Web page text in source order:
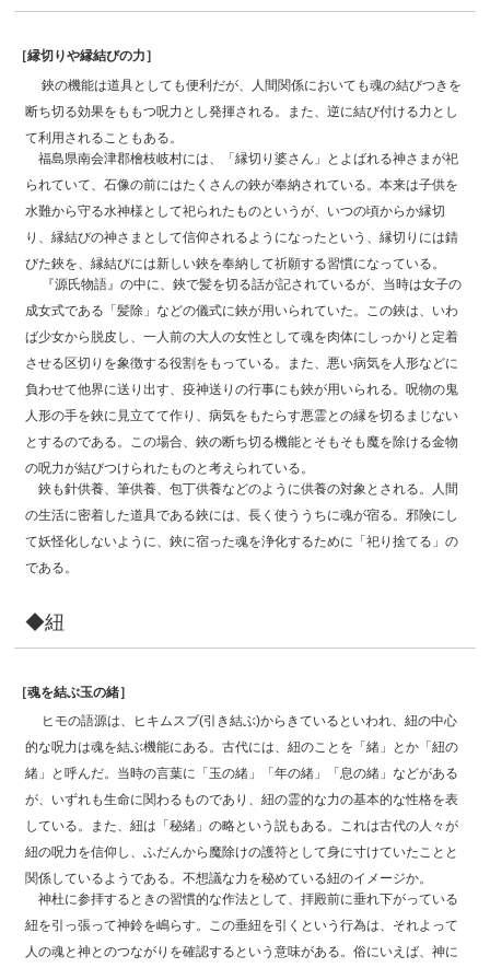
［縁切りや縁結びの力］
鋏の機能は道具としても便利だが、人間関係においても魂の結びつきを
断ち切る効果をももつ呪力とし発揮される。また、逆に結び付ける力とし
て利用されることもある。
福島県南会津郡檜枝岐村には、「縁切り婆さん」とよばれる神さまが祀
られていて、石像の前にはたくさんの鋏が奉納されている。本来は子供を
水難から守る水神様として祀られたものというが、いつの頃からか縁切
り、縁結びの神さまとして信仰されるようになったという、縁切りには錆
びた鋏を、縁結びには新しい鋏を奉納して祈願する習慣になっている。
『源氏物語』の中に、鋏で髪を切る話が記されているが、当時は女子の
成女式である「髪除」などの儀式に鋏が用いられていた。この鋏は、いわ
ば少女から脱皮し、一人前の大人の女性として魂を肉体にしっかりと定着
させる区切りを象徴する役割をもっている。また、悪い病気を人形などに
負わせて他界に送り出す、疫神送りの行事にも鋏が用いられる。呪物の鬼
人形の手を鋏に見立てて作り、病気をもたらす悪霊との縁を切るまじない
とするのである。この場合、鋏の断ち切る機能とそもそも魔を除ける金物
の呪力が結びつけられたものと考えられている。
鋏も針供養、筆供養、包丁供養などのように供養の対象とされる。人間
の生活に密着した道具である鋏には、長く使ううちに魂が宿る。邪険にし
て妖怪化しないように、鋏に宿った魂を浄化するために「祀り捨てる」の
である。
◆紐
［魂を結ぶ玉の緒］
ヒモの語源は、ヒキムスブ(引き結ぶ)からきているといわれ、紐の中心
的な呪力は魂を結ぶ機能にある。古代には、紐のことを「緒」とか「紐の
緒」と呼んだ。当時の言葉に「玉の緒」「年の緒」「息の緒」などがある
が、いずれも生命に関わるものであり、紐の霊的な力の基本的な性格を表
している。また、紐は「秘緒」の略という説もある。これは古代の人々が
紐の呪力を信仰し、ふだんから魔除けの護符として身に寸けていたことと
関係しているようである。不想議な力を秘めている紐のイメージか。
神杜に参拝するときの習慣的な作法として、拝殿前に垂れ下がっている
紐を引っ張って神鈴を嶋らす。この垂紐を引くという行為は、それよって
人の魂と神とのつながりを確認するという意味がある。俗にいえば、神に